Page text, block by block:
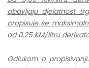
obavljaju djelatnost
propisuje se
od 0,25 KM/litru
Odlukom o